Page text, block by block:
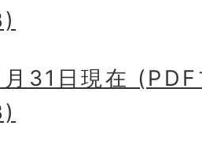
31日現在